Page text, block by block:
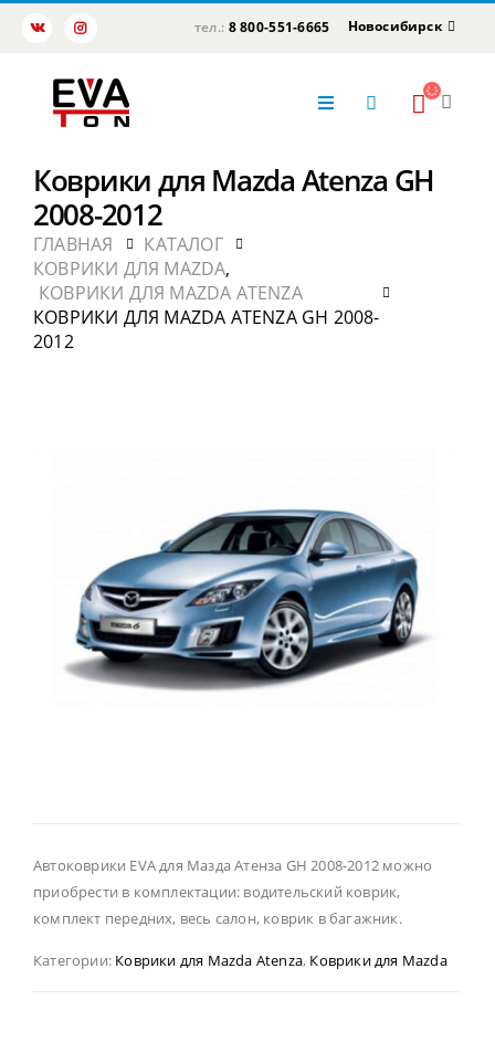
тел.: 8 800-551-6665 Новосибирск
Коврики для Mazda Atenza GH
2008-2012
ГЛАВНАЯ
КАТАЛОГ
КОВРИКИ ДЛЯ MAZDA,
КОВРИКИ ДЛЯ MAZDA ATENZA
КОВРИКИ ДЛЯ MAZDA ATENZA GH 2008-
2012
Автоковрики EVA для Мазда Атенза GH 2008-2012 можно
приобрести в комплектации: водительский коврик,
комплект передних, весь салон, коврик в багажник.
Категории: Коврики для Mazda Atenza, Коврики для Mazda